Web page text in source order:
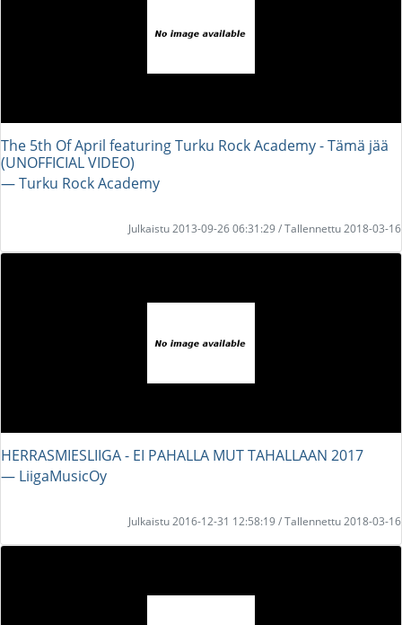
The 5th Of April featuring Turku Rock Academy - Tämä jää
(UNOFFICIAL VIDEO)
― Turku Rock Academy
Julkaistu 2013-09-26 06:31:29 / Tallennettu 2018-03-16
HERRASMIESLIIGA - EI PAHALLA MUT TAHALLAAN 2017
― LiigaMusicOy
Julkaistu 2016-12-31 12:58:19 / Tallennettu 2018-03-16